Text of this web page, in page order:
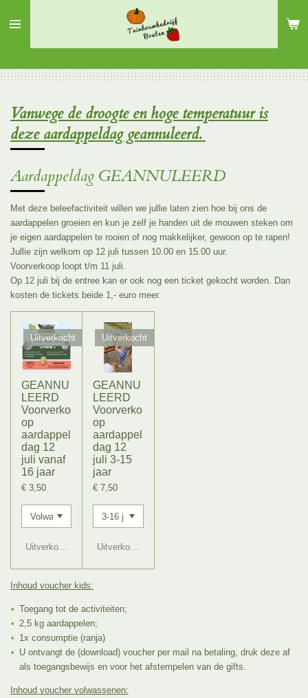
direct
hoofdinhoud
Vanwege de droogte en hoge temperatuur is
deze aardappeldag geannuleerd.
Aardappeldag GEANNULEERD
Met deze beleefactiviteit willen we jullie laten zien hoe bij ons de
aardappelen groeien en kun je zelf je handen uit de mouwen steken om
je eigen aardappelen te rooien of nog makkelijker, gewoon op te rapen!
Jullie zijn welkom op 12 juli tussen 10.00 en 15.00 uur.
Voorverkoop loopt t/m 11 juli.
Op 12 juli bij de entree kan er ook nog een ticket gekocht worden. Dan
kosten de tickets beide 1,- euro meer.
Uitverkocht
GEANNU
LEERD
Voorverko
op
aardappel
dag 12
juli vanaf
16 jaar
€ 3,50
Uitverkocht
Uitverkocht
GEANNU
LEERD
Voorverko
op
aardappel
dag 12
juli 3-15
jaar
€ 7,50
Uitverkocht
Inhoud voucher kids:
Toegang tot de activiteiten;
2,5 kg aardappelen;
1x consumptie (ranja)
U ontvangt de (download) voucher per mail na betaling, druk deze af
als toegangsbewijs en voor het afstempelen van de gifts.
Inhoud voucher volwassenen: